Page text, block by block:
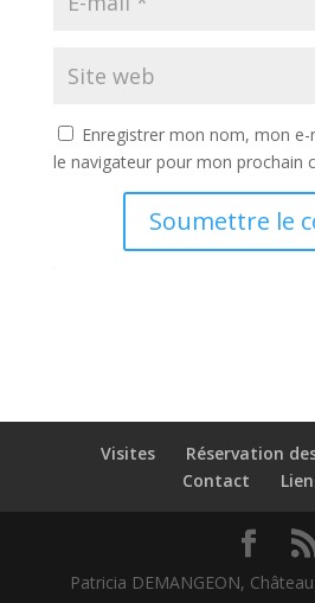
Enregistrer mon nom, mon
le navigateur pour mon prochain
Soumettre le
Visites
Réservation
Contact
Patricia DEMANGEON,